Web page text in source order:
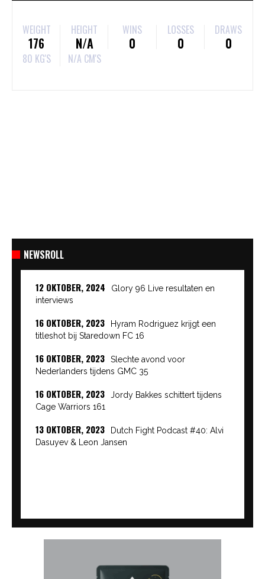
WEIGHT
176
80 KG'S
HEIGHT
N/A
N/A CM'S
WINS
0
LOSSES
0
DRAWS
0
NEWSROLL
12 OKTOBER, 2024
Glory 96 Live resultaten en
interviews
16 OKTOBER, 2023
Hyram Rodriguez krijgt een
titleshot bij Staredown FC 16
16 OKTOBER, 2023
Slechte avond voor
Nederlanders tijdens GMC 35
16 OKTOBER, 2023
Jordy Bakkes schittert tijdens
Cage Warriors 161
13 OKTOBER, 2023
Dutch Fight Podcast #40: Alvi
Dasuyev & Leon Jansen